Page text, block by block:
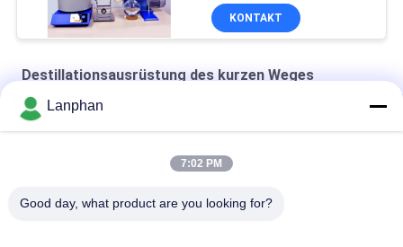
KONTAKT
Destillationsausrüstung des kurzen Weges
Destillations-Ausrüstung des kurzen Weg-250W
Lanphan
7:02 PM
Good day, what product are you looking for?